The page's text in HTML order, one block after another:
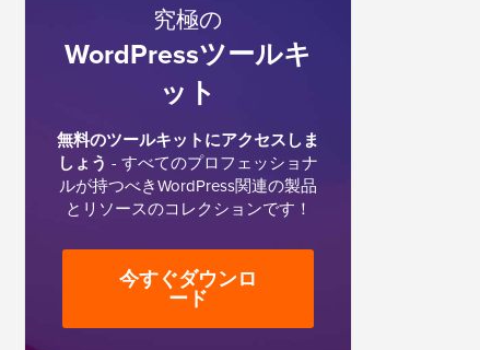
究極の
WordPressツールキ
ット
無料のツールキットにアクセスしま
しょう - すべてのプロフェッショナ
ルが持つべきWordPress関連の製品
とリソースのコレクションです！
今すぐダウンロ
ード